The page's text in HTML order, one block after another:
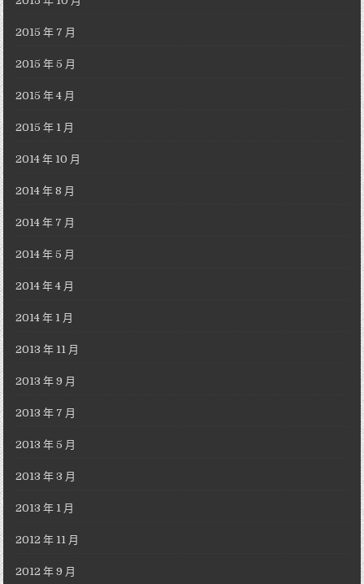
2015 年 7 月
2015 年 5 月
2015 年 4 月
2015 年 1 月
2014 年 10 月
2014 年 8 月
2014 年 7 月
2014 年 5 月
2014 年 4 月
2014 年 1 月
2013 年 11 月
2013 年 9 月
2013 年 7 月
2013 年 5 月
2013 年 3 月
2013 年 1 月
2012 年 11 月
2012 年 9 月